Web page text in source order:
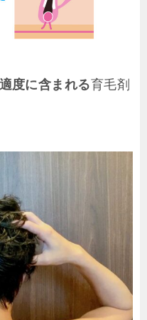
度に含まれる育毛剤